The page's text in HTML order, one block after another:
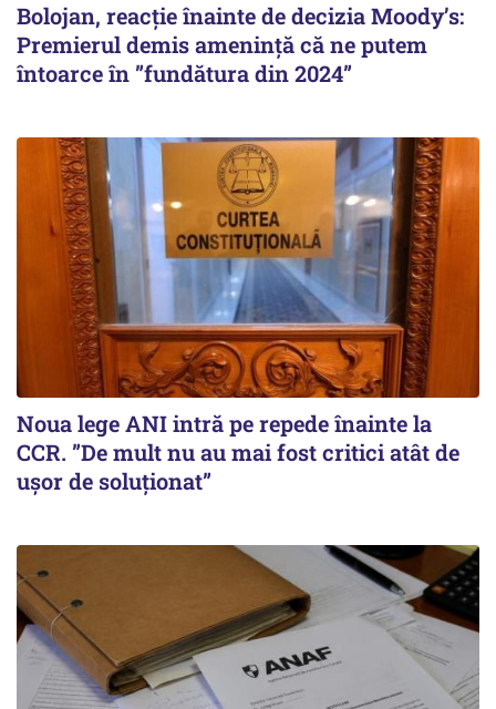
Bolojan, reacție înainte de decizia Moody’s:
Premierul demis amenință că ne putem
întoarce în ”fundătura din 2024”
Noua lege ANI intră pe repede înainte la
CCR. ”De mult nu au mai fost critici atât de
ușor de soluționat”